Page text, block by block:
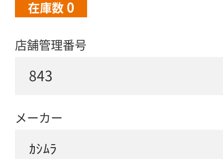
在庫数 0
店舗管理番号
843
メーカー
ｶｼﾑﾗ